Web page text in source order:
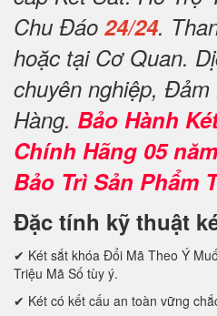
Chu Đáo 24/24.
hoặc tại Cơ Quan.
chuyên nghiệp,
Hàng. Bảo Hành
Chính Hãng 05 năm
Bảo Trì Sản Phẩm
Đặc tính kỹ thuật
✔ Két sắt khóa Đổi Mã Theo Ý
Triệu Mã Số tùy ý.
✔ Két có kết cấu an toàn vững